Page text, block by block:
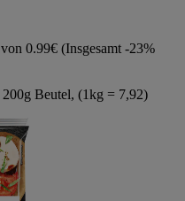
0.99€ (Insgesamt -23%
Beutel, (1kg = 7,92)